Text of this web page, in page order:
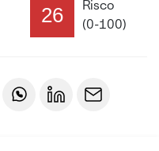
26
Risco
(0-100)